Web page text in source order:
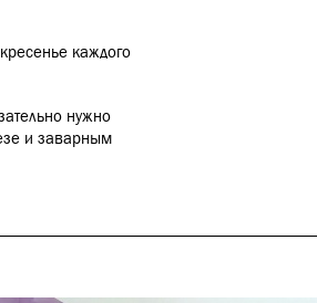
каждого
нужно
и заварным